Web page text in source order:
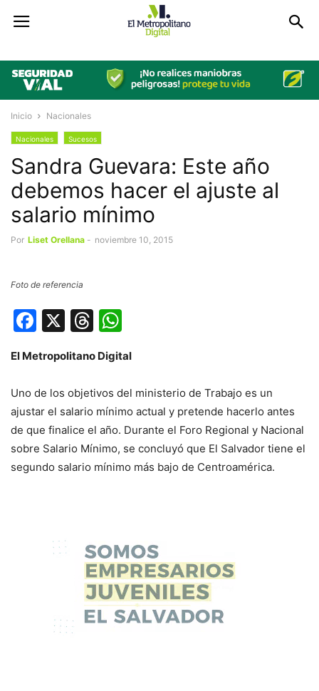
Inicio Nacionales
Nacionales Sucesos
Sandra Guevara: Este año
debemos hacer el ajuste al
salario mínimo
Por Liset Orellana - noviembre 10, 2015
Foto de referencia
Facebook
X Threads
El Metropolitano Digital
Uno de los objetivos del ministerio de Trabajo es un
ajustar el salario mínimo actual y pretende hacerlo antes
de que finalice el año. Durante el Foro Regional y Nacional
sobre Salario Mínimo, se concluyó que El Salvador tiene el
segundo salario mínimo más bajo de Centroamérica.